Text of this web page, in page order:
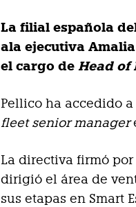
La filial española
ala ejecutiva
el cargo deHead of
Pellico ha accedido
fleet senior manager
La directiva firmó
dirigió el área de
sus etapas en Smart